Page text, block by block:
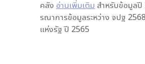
คลัง อ่านเพิ่มเติม สำหรับข้อมูลปี
รณาการข้อมูลระหว่าง จปฐ
แห่งรัฐ ปี 2565